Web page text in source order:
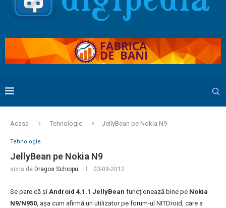
Acasa Tehnologie JellyBean pe Nokia N9
Tehnologie
JellyBean pe Nokia N9
scris de Dragos Schiopu 03-09-2012
Se pare că și Android 4.1.1 JellyBean funcționează bine pe Nokia
N9/N950, așa cum afirmă un utilizator pe forum-ul NITDroid, care a